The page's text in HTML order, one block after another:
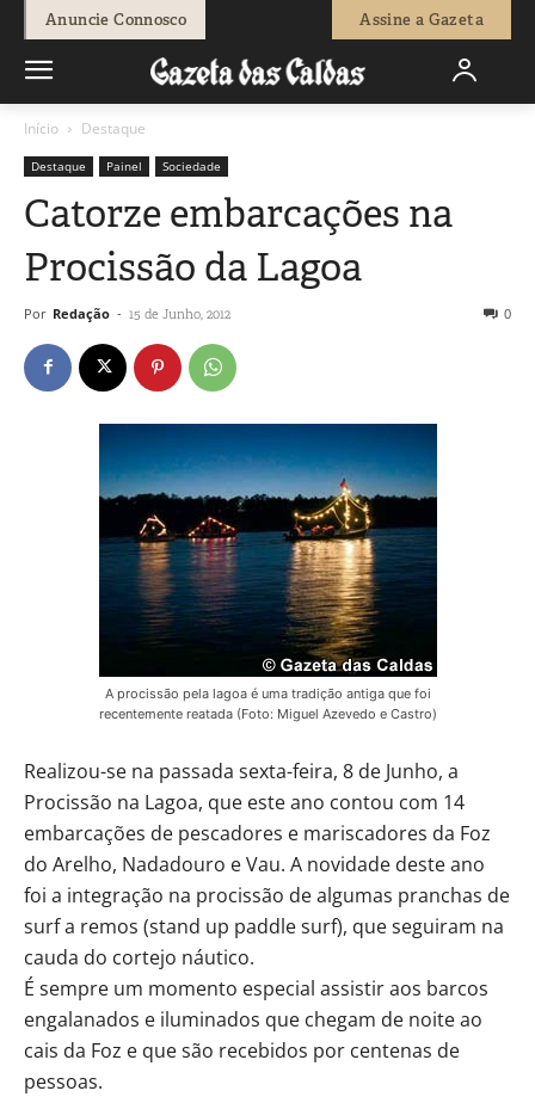
Anuncie Connosco Assine a Gazeta
Início Destaque
Destaque Painel Sociedade
Catorze embarcações na
Procissão da Lagoa
Por Redação - 15 de Junho, 2012 0
A procissão pela lagoa é uma tradição antiga que foi
recentemente reatada (Foto: Miguel Azevedo e Castro)
Realizou-se na passada sexta-feira, 8 de Junho, a
Procissão na Lagoa, que este ano contou com 14
embarcações de pescadores e mariscadores da Foz
do Arelho, Nadadouro e Vau. A novidade deste ano
foi a integração na procissão de algumas pranchas de
surf a remos (stand up paddle surf), que seguiram na
cauda do cortejo náutico.
É sempre um momento especial assistir aos barcos
engalanados e iluminados que chegam de noite ao
cais da Foz e que são recebidos por centenas de
pessoas.